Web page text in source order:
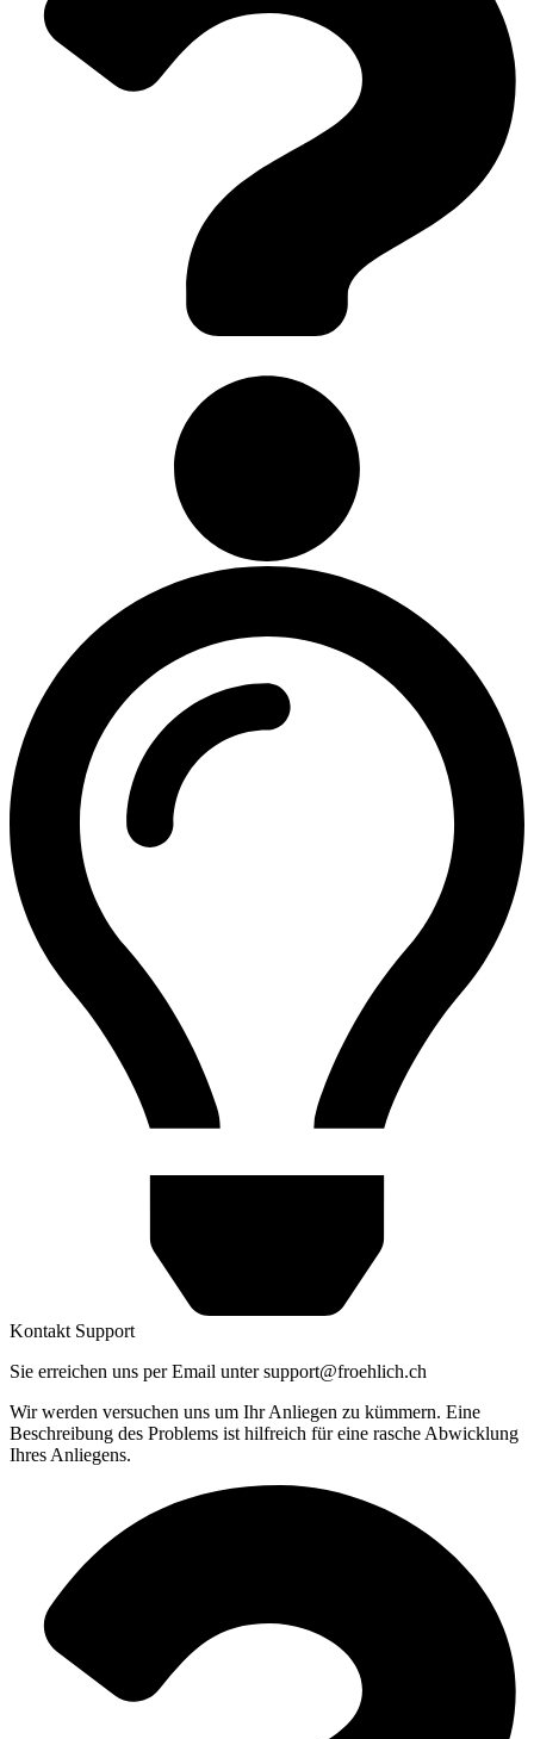
Kontakt Support
Sie erreichen uns per Email unter support@froehlich.ch
Wir werden versuchen uns um Ihr Anliegen zu kümmern. Eine
Beschreibung des Problems ist hilfreich für eine rasche Abwicklung
Ihres Anliegens.